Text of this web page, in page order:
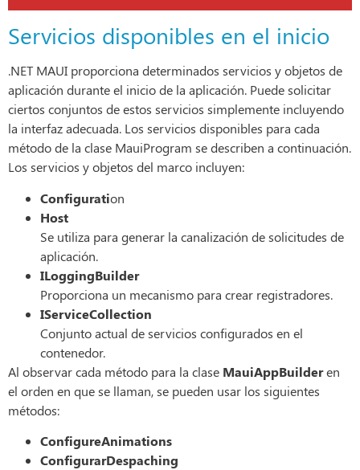
Servicios disponibles en el inicio
.NET MAUI proporciona determinados servicios y objetos de
aplicación durante el inicio de la aplicación. Puede solicitar
ciertos conjuntos de estos servicios simplemente incluyendo
la interfaz adecuada. Los servicios disponibles para cada
método de la clase MauiProgram se describen a continuación.
Los servicios y objetos del marco incluyen:
Configuration
Host
Se utiliza para generar la canalización de solicitudes de
aplicación.
ILoggingBuilder
Proporciona un mecanismo para crear registradores.
IServiceCollection
Conjunto actual de servicios configurados en el
contenedor.
Al observar cada método para la clase MauiAppBuilderen
el orden en que se llaman, se pueden usar los siguientes
métodos:
ConfigureAnimations
ConfigurarDespaching